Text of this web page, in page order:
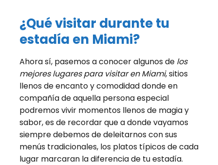
¿Qué visitar durante tu
estadía en Miami?
Ahora sí, pasemos a conocer algunos de los
mejores lugares para visitar en Miami, sitios
llenos de encanto y comodidad donde en
compañía de aquella persona especial
podremos vivir momentos llenos de magia y
sabor, es de recordar que a donde vayamos
siempre debemos de deleitarnos con sus
menús tradicionales, los platos típicos de cada
lugar marcaran la diferencia de tu estadía.